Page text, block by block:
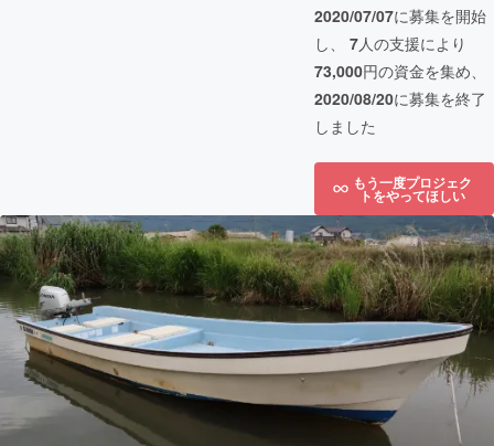
2020/07/07に募集を開始
し、 7人の支援により
73,000円の資金を集め、
2020/08/20に募集を終了
しました
もう一度プロジェク
トをやってほしい